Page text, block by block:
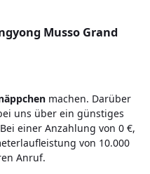
Musso Grand
machen. Darüber
uns über ein günstiges
einer Anzahlung von 0 €,
von 10.000
Anruf.